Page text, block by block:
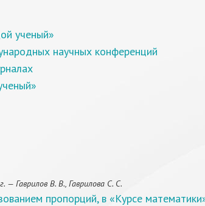
ученый»
научных конференций
Гаврилов В. В., Гаврилова С. С.
пропорций, в «Курсе